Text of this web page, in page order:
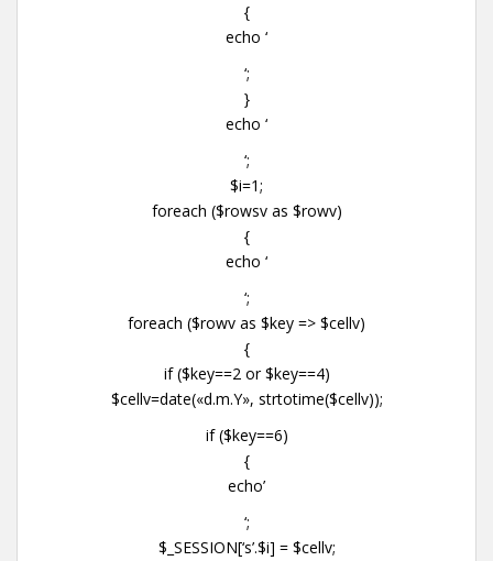
{
echo ‘
‘;
}
echo ‘
‘;
$i=1;
foreach ($rowsv as $rowv)
{
echo ‘
‘;
foreach ($rowv as $key => $cellv)
{
if ($key==2 or $key==4)
$cellv=date(«d.m.Y», strtotime($cellv));
if ($key==6)
{
echo’
‘;
$_SESSION[‘s’.$i] = $cellv;